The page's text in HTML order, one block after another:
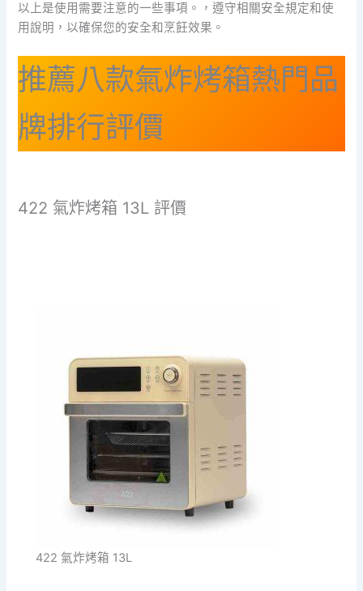
以上是使用需要注意的一些事項。，遵守相關安全規定和使
用說明，以確保您的安全和烹飪效果。
推薦八款氣炸烤箱熱門品
牌排行評價
422 氣炸烤箱 13L 評價
422 氣炸烤箱 13L